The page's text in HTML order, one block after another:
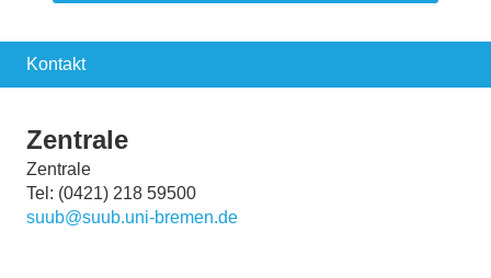
Kontakt
Zentrale
Zentrale
Tel: (0421) 218 59500
suub@suub.uni-bremen.de